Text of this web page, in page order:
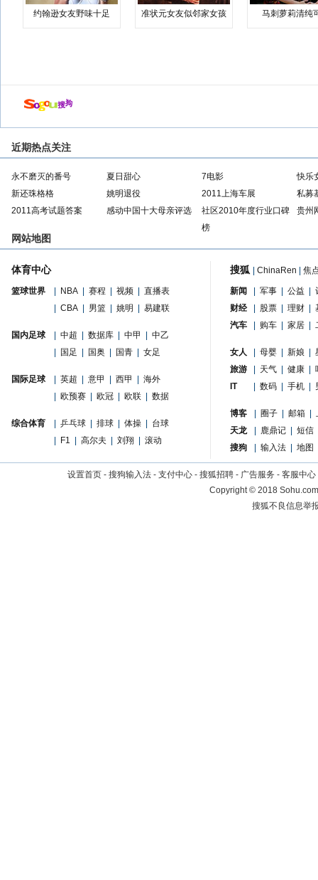
约翰逊女友野味十足 准状元女友似邻家女孩 马刺萝莉清纯
近期热点关注
永不磨灭的番号 夏日甜心 7电影
快乐
新还珠格格
姚明退役 2011上海车展
私募
2011高考试题答案
感动中国十大母亲评选
社区2010年度行业口碑
榜
贵州
网站地图
体育中心
篮球世界 NBA 赛程 视频
直播表
CBA 男篮 姚明 易建联
国内足球 中超 数据库 中甲
中乙
国足 国奥 国青 女足
国际足球 英超 意甲 西甲
海外
欧预赛 欧冠 欧联 数据
综合体育 乒乓球 排球 体操
台球
F1 高尔夫 刘翔 滚动
搜狐 ChinaRen 焦
新闻 军事 公益
财经
股票 理财
汽车
购车 家居
女人 母婴 新娘
旅游
天气 健康
IT
数码 手机
博客 圈子 邮箱
天龙
鹿鼎记
短信
搜狗
输入法 地图
设置首页 - 搜狗输入法 - 支付中心 - 搜狐招聘 - 广告服务 - 客服中心
Copyright©2018
搜狐不良信息举